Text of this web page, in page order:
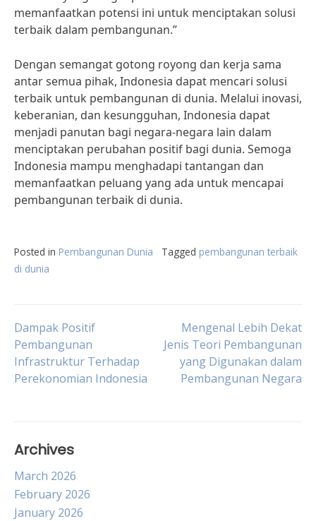
memanfaatkan potensi ini untuk menciptakan solusi
terbaik dalam pembangunan.”
Dengan semangat gotong royong dan kerja sama
antar semua pihak, Indonesia dapat mencari solusi
terbaik untuk pembangunan di dunia. Melalui inovasi,
keberanian, dan kesungguhan, Indonesia dapat
menjadi panutan bagi negara-negara lain dalam
menciptakan perubahan positif bagi dunia. Semoga
Indonesia mampu menghadapi tantangan dan
memanfaatkan peluang yang ada untuk mencapai
pembangunan terbaik di dunia.
Posted in Pembangunan Dunia Tagged pembangunan terbaik
di dunia
Post
navigation
Dampak Positif
Pembangunan
Infrastruktur Terhadap
Perekonomian Indonesia
Mengenal Lebih Dekat
Jenis Teori Pembangunan
yang Digunakan dalam
Pembangunan Negara
Archives
March 2026
February 2026
January 2026